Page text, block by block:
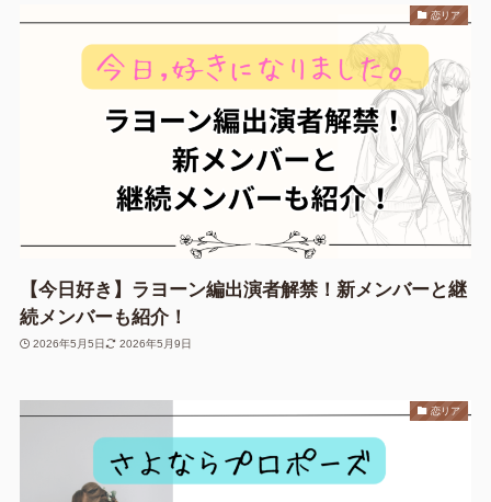
恋リア
【今日好き】ラヨーン編出演者解禁！新メンバーと継
続メンバーも紹介！
2026年5月5日 2026年5月9日
恋リア